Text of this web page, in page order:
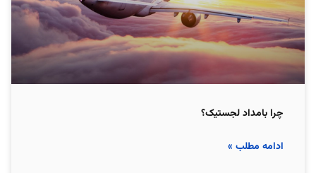
چرا بامداد لجستیک؟
ادامه مطلب »